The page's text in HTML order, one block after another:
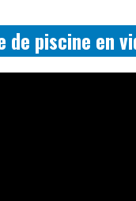
de piscine en